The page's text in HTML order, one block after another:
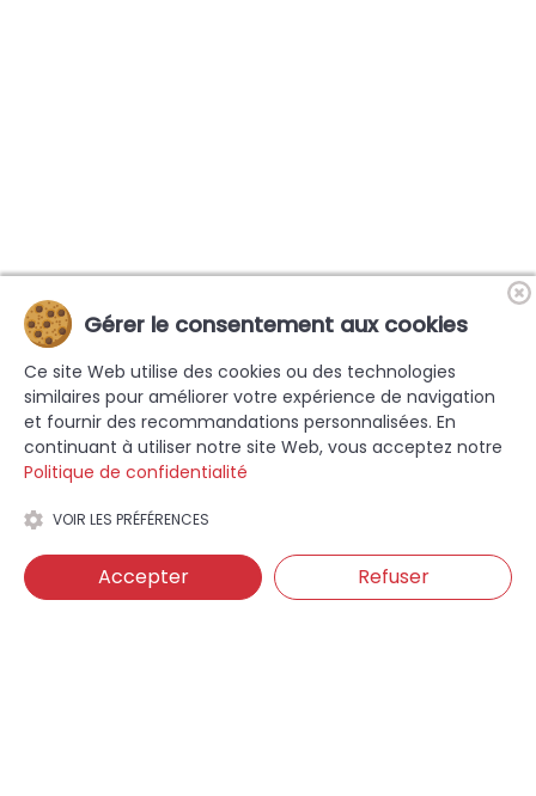
Gérer le consentement aux cookies
Ce site Web utilise des cookies ou des technologies
similaires pour améliorer votre expérience de navigation
et fournir des recommandations personnalisées. En
continuant à utiliser notre site Web, vous acceptez notre
Politique de confidentialité
VOIR LES PRÉFÉRENCES
Accepter Refuser